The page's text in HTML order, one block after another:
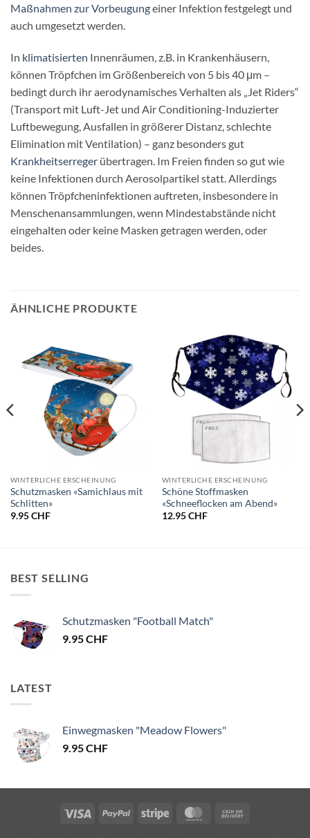
Maßnahmen zur Vorbeugungeiner Infektion festgelegt und
auch umgesetzt werden.
In klimatisierten Innenräumen, z.B. in Krankenhäusern,
können Tröpfchen im Größenbereich von 5 bis 40 μm –
bedingt durch ihr aerodynamisches Verhalten als „Jet Riders“
(Transport mit Luft-Jet und Air Conditioning-Induzierter
Luftbewegung, Ausfallen in größerer Distanz, schlechte
Elimination mit Ventilation) – ganz besonders gut
Krankheitserreger übertragen. Im Freien finden so gut wie
keine Infektionen durch Aerosolpartikel statt. Allerdings
können Tröpfcheninfektionen auftreten, insbesondere in
Menschenansammlungen, wenn Mindestabstände nicht
eingehalten oder keine Masken getragen werden, oder
beides.
ÄHNLICHE PRODUKTE
WINTERLICHE ERSCHEINUNG
Schutzmasken «Samichlaus mit
Schlitten»
9.95CHF
WINTERLICHE ERSCHEINUNG
Schöne Stoffmasken
«Schneeflocken am Abend»
12.95CHF
BEST SELLING
Schutzmasken "Football Match"
9.95CHF
LATEST
Einwegmasken "Meadow Flowers"
9.95CHF
Visa PayPal Stripe MasterCard